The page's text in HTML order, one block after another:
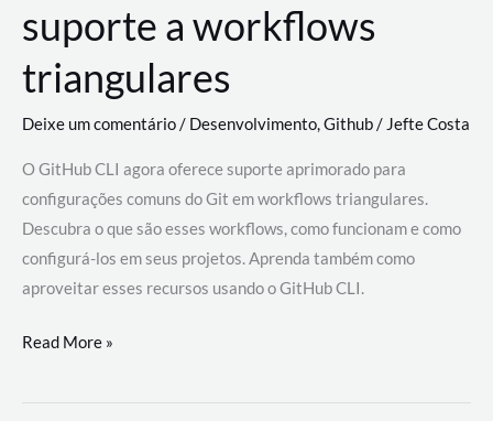
suporte a workflows
triangulares
Deixe um comentário/ Desenvolvimento,Github/ Jefte Costa
O GitHub CLI agora oferece suporte aprimorado para
configurações comuns do Git em workflows triangulares.
Descubra o que são esses workflows, como funcionam e como
configurá-los em seus projetos. Aprenda também como
aproveitar esses recursos usando o GitHub CLI.
GitHub
revoluciona
Read More »